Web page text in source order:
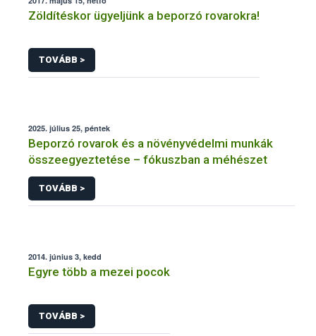
Zöldítéskor ügyeljünk a beporzó rovarokra!
TOVÁBB >
2025. július 25, péntek
Beporzó rovarok és a növényvédelmi munkák
összeegyeztetése – fókuszban a méhészet
TOVÁBB >
2014. június 3, kedd
Egyre több a mezei pocok
TOVÁBB >